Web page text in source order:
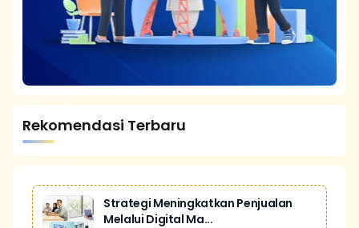
Rekomendasi Terbaru
Strategi Meningkatkan Penjualan
Melalui Digital Ma...